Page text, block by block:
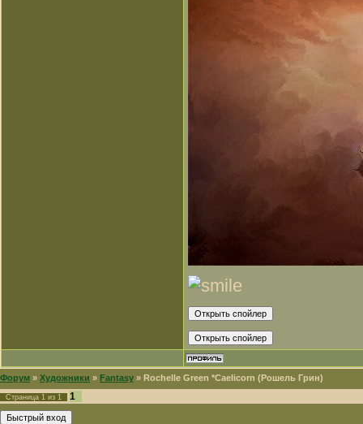
Форум » Художники » Fantasy » Rochelle Green *Caelicorn (Рошель Грин)
Страница 1 из 1 1